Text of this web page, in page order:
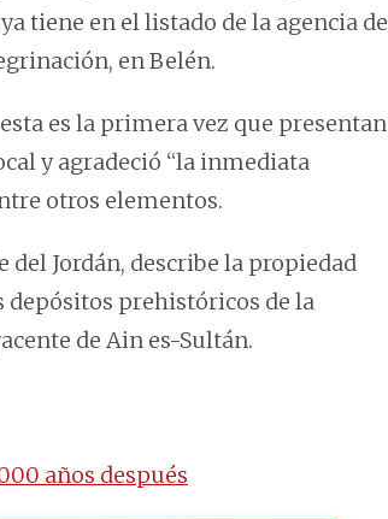
tiene en el listado de la agencia de
en Belén.
es la primera vez que presentan
y agradeció “la inmediata
otros elementos.
del Jordán, describe la propiedad
prehistóricos de la
de Ain es-Sultán.
años después